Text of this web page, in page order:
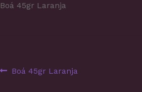
Boá 45gr Laranja
Navegação
Artigo
Boá 45gr Laranja